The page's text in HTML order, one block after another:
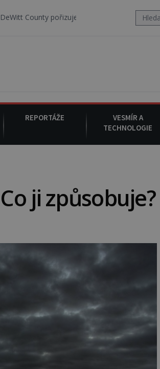
pořizuje video, na kterém před jeho vozem
REPORTÁŽE
VESMÍR A
TECHNOLOGIE
ji způsobuje?